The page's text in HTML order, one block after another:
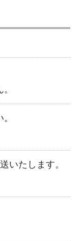
いたします。